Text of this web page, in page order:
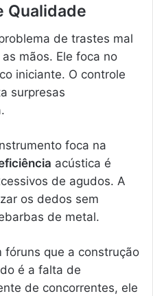
Qualidade
de trastes mal
mãos. Ele foca no
iniciante. O controle
surpresas
foca na
acústica é
de agudos. A
os dedos sem
de metal.
fóruns que a construção
é a falta de
de concorrentes, ele